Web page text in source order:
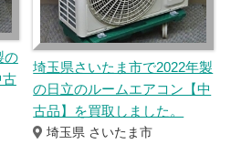
の
古
埼玉県さいたま市で2022年製
の日立のルームエアコン【中
古品】を買取しました。
埼玉県 さいたま市